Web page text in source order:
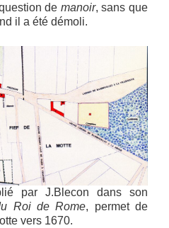
de manoir, sans que
il a été démoli.
par J.Blecon dans son
Roi de Rome, permet de
vers 1670.